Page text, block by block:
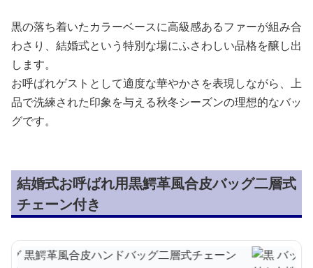
黒の落ち着いたカラーベースに高級感あるファーが組み合
わさり、結婚式という特別な場にふさわしい品格を醸し出
します。
お呼ばれゲストとして適度な華やかさを表現しながら、上
品で洗練された印象を与える秋冬シーズンの理想的なバッ
グです。
結婚式お呼ばれ用黒鰐革風合皮バッグ二層式
チェーン付き